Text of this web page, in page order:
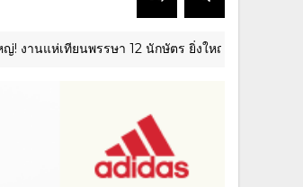
ทียนพรรษา 12 นักษัตร ยิ่งใหญ่อลังการ โชว์ไฮไลต์ "